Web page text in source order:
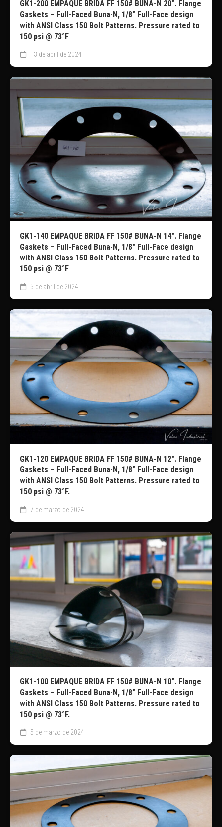
GK1-200 EMPAQUE BRIDA FF 150# BUNA-N 20″. Flange
Gaskets – Full-Faced Buna-N, 1/8″ Full-Face design
with ANSI Class 150 Bolt Patterns. Pressure rated to
150 psi @ 73°F
13 de abril de 2024
GK1-140 EMPAQUE BRIDA FF 150# BUNA-N 14″. Flange
Gaskets – Full-Faced Buna-N, 1/8″ Full-Face design
with ANSI Class 150 Bolt Patterns. Pressure rated to
150 psi @ 73°F
5 de abril de 2024
GK1-120 EMPAQUE BRIDA FF 150# BUNA-N 12″. Flange
Gaskets – Full-Faced Buna-N, 1/8″ Full-Face design
with ANSI Class 150 Bolt Patterns. Pressure rated to
150 psi @ 73°F.
7 de marzo de 2024
GK1-100 EMPAQUE BRIDA FF 150# BUNA-N 10″. Flange
Gaskets – Full-Faced Buna-N, 1/8″ Full-Face design
with ANSI Class 150 Bolt Patterns. Pressure rated to
150 psi @ 73°F.
5 de marzo de 2024